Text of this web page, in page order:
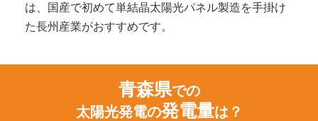
は、国産で初めて単結晶太陽光パネル製造を手掛け
た長州産業がおすすめです。
青森県での
太陽光発電の発電量は？